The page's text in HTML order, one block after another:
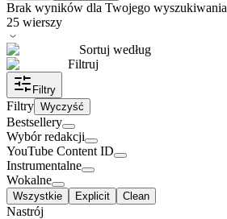
Brak wyników dla Twojego wyszukiwania
25 wierszy
Sortuj według
Filtruj
Filtry
Filtry Wyczyść
Bestsellery
Wybór redakcji
YouTube Content ID
Instrumentalne
Wokalne
Wszystkie Explicit Clean
Nastrój